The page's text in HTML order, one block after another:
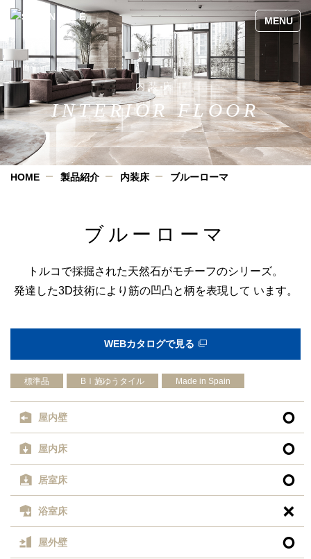
内装床
INTERIOR FLOOR
HOME 製品紹介 内装床 ブルーローマ
ブルーローマ
トルコで採掘された天然石がモチーフのシリーズ。
発達した3D技術により筋の凹凸と柄を表現して います。
WEBカタログで見る
標準品 BⅠ施ゆうタイル Made in Spain
屋内壁 
屋内床 
居室床 
浴室床 
屋外壁 